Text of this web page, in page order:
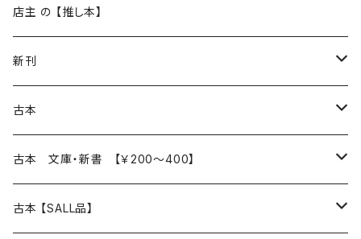
再入荷
新入荷
再入荷
店主 の 【推し本】
新刊
本 の あれこれ
読書のこと
本屋のこと
文芸
近代小説 エッセイ 戯曲（日本人作家）
日々 の できこと
古本
本 の あれこれ
読書のこと
日本文学
古本 文庫・新書 【￥200～400】
日本文学
古本 【SALL品】